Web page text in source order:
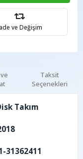
ve Değişim
Taksit
Seçenekleri
Takım
31362411